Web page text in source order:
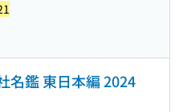
名鑑 東日本編 2024